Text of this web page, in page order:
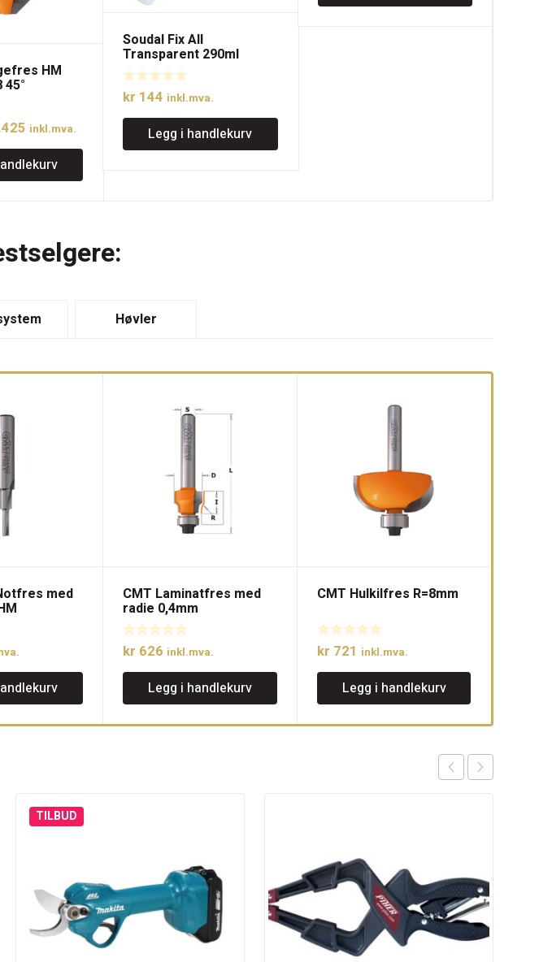
HM
45°
Nåværende
pris
er:
kr 1.425.
inkl.mva.
Soudal Fix All
Transparent 290ml
kr 144 inkl.mva.
Legg i handlekurv
Høvler
med CMT Laminatfres med
radie 0,4mm
kr 626 inkl.mva.
Legg i handlekurv
CMT Hulkilfres R=8mm
kr 721 inkl.mva.
Legg i handlekurv
TILBUD